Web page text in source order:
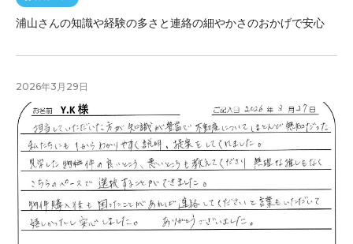
浦山さんの知識や経験の多さと連絡の細やかさのおかげで安心
2026年3月29日